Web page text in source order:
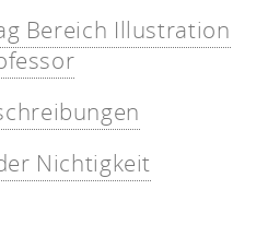
Bereich Illustration
Nichtigkeit